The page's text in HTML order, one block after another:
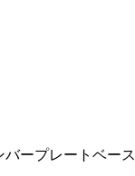
ープレートベース